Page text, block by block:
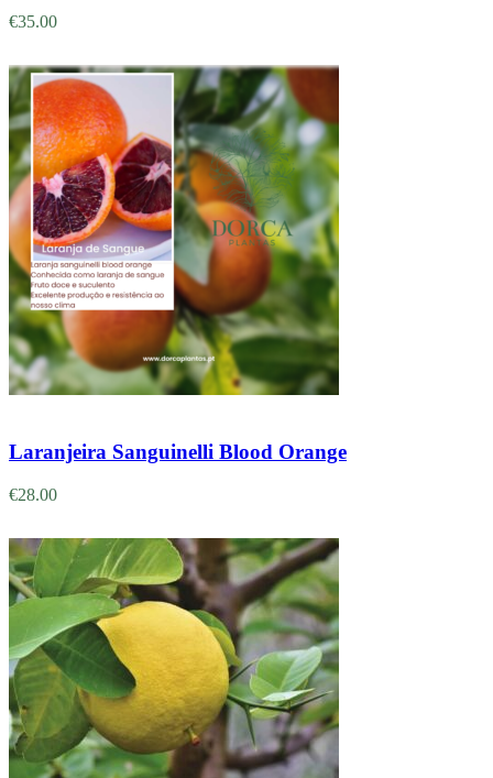
€35.00
Laranjeira Sanguinelli Blood Orange
€28.00